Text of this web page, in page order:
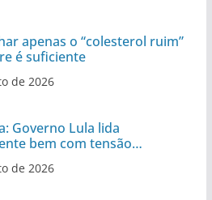
apenas o “colesterol ruim”
é suficiente
de 2026
Governo Lula lida
bem com tensão
de 2026